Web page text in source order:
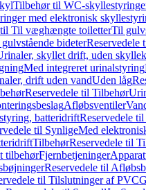
Tilbehør til WC-
med elektronisk
til Til væghængte toiletterTil
bideterReservedele
skyllet drift, uden
Med integreret urinalstyring
drift uden vandUden låg
Reservedele til Tilbehør
Afløbsventiler
batteridriftReservedele
til SynligeMed
TilbehørReservedele til
tilbehørFjernbetjeninger
Reservedele til
til Tilslutninger af PVC